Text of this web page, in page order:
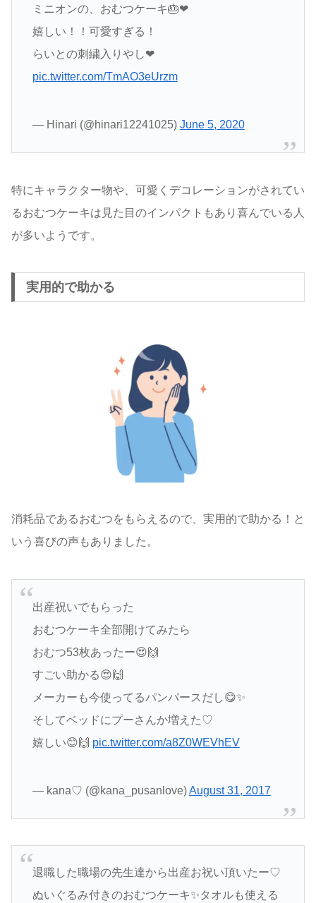
ミニオンの、おむつケーキ🎂❤
嬉しい！！可愛すぎる！
らいとの刺繍入りやし❤
pic.twitter.com/TmAO3eUrzm
— Hinari (@hinari12241025) June 5, 2020
特にキャラクター物や、可愛くデコレーションがされてい
るおむつケーキは見た目のインパクトもあり喜んでいる人
が多いようです。
実用的で助かる
消耗品であるおむつをもらえるので、実用的で助かる！と
いう喜びの声もありました。
出産祝いでもらった
おむつケーキ全部開けてみたら
おむつ53枚あったー😍🙌
すごい助かる😍🙌
メーカーも今使ってるパンパースだし😋✨
そしてベッドにプーさんか増えた♡
嬉しい😊🙌 pic.twitter.com/a8Z0WEVhEV
— kana♡ (@kana_pusanlove)August 31, 2017
退職した職場の先生達から出産お祝い頂いたー♡
ぬいぐるみ付きのおむつケーキ✨タオルも使える